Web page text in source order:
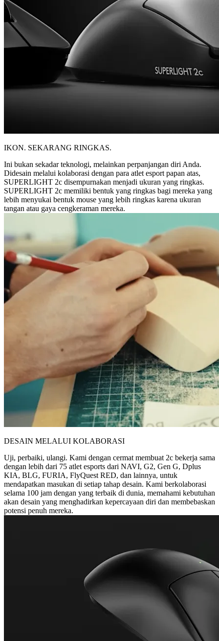
IKON. SEKARANG RINGKAS.
Ini bukan sekadar teknologi, melainkan perpanjangan diri Anda.
Didesain melalui kolaborasi dengan para atlet esport papan atas,
SUPERLIGHT 2c disempurnakan menjadi ukuran yang ringkas.
SUPERLIGHT 2c memiliki bentuk yang ringkas bagi mereka yang
lebih menyukai bentuk mouse yang lebih ringkas karena ukuran
tangan atau gaya cengkeraman mereka.
DESAIN MELALUI KOLABORASI
Uji, perbaiki, ulangi. Kami dengan cermat membuat 2c bekerja sama
dengan lebih dari 75 atlet esports dari NAVI, G2, Gen G, Dplus
KIA, BLG, FURIA, FlyQuest RED, dan lainnya, untuk
mendapatkan masukan di setiap tahap desain. Kami berkolaborasi
selama 100 jam dengan yang terbaik di dunia, memahami kebutuhan
akan desain yang menghadirkan kepercayaan diri dan membebaskan
potensi penuh mereka.